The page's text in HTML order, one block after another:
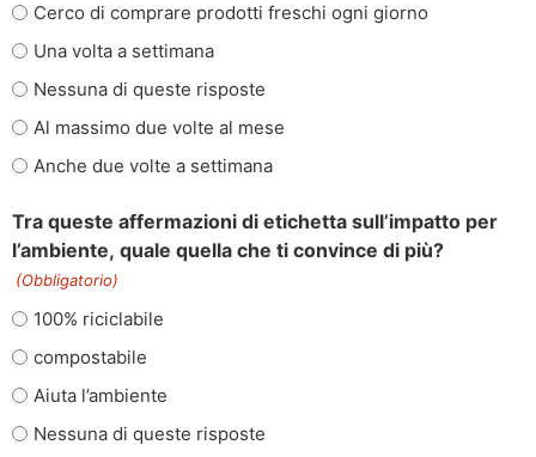
Cerco di comprare prodotti freschi ogni giorno
Una volta a settimana
Nessuna di queste risposte
Al massimo due volte al mese
Anche due volte a settimana
Tra queste affermazioni di etichetta sull’impatto per
l’ambiente, quale quella che ti convince di più?
(Obbligatorio)
100% riciclabile
compostabile
Aiuta l’ambiente
Nessuna di queste risposte